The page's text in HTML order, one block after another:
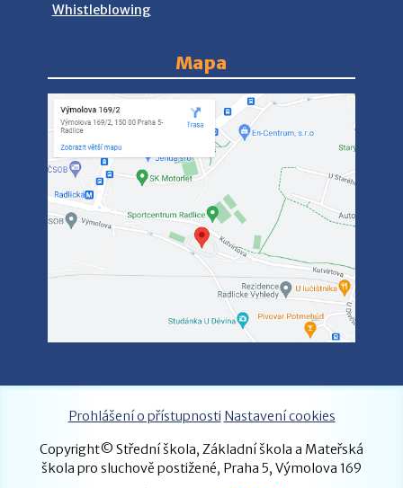
Whistleblowing
Mapa
Prohlášení o přístupnosti Nastavení cookies
Copyright© Střední škola, Základní škola a Mateřská
škola pro sluchově postižené, Praha 5, Výmolova 169